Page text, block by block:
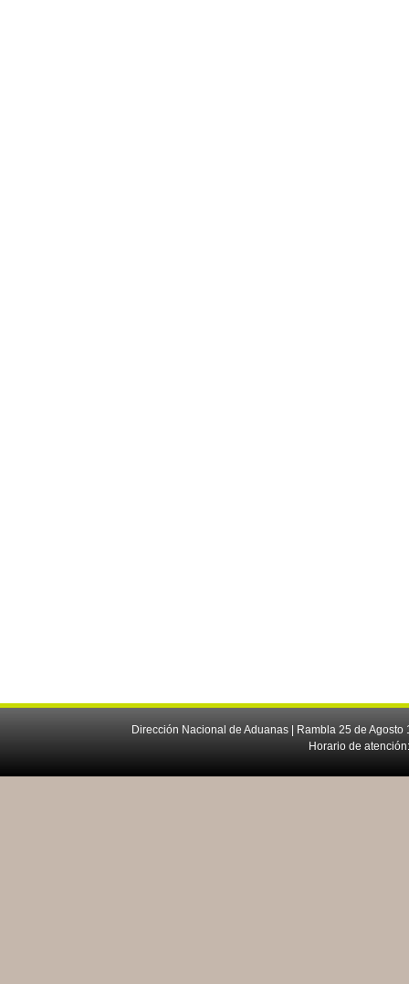
Dirección Nacional de Aduanas | Rambla 25 de
Horario de